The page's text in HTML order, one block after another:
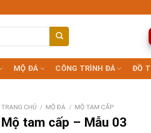
MỘ ĐÁ CÔNG TRÌNH ĐÁ ĐỒ
TRANG CHỦ / MỘ ĐÁ / MỘ TAM CẤP
Mộ tam cấp – Mẫu 03